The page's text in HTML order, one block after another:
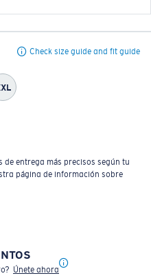
Check size guide and fit guide
entrega más precisos según tu
página de información sobre
Únete ahora